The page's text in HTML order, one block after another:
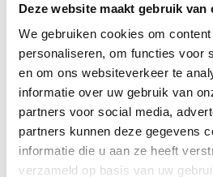
Deze website maakt gebruik van
We gebruiken cookies om
personaliseren, om functies voor
en om ons websiteverkeer te
informatie over uw gebruik van
partners voor social media,
partners kunnen deze gegevens
informatie die u aan ze heeft
verzameld op basis van uw
Notitie (optioneel)
Verschijnt op de bestelling als referentie voor
Kies eerst een variant om de prijs te